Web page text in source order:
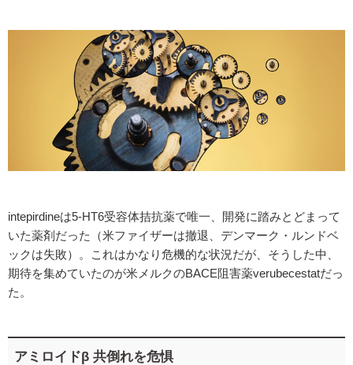
intepirdineは5-HT6受容体拮抗薬で唯一、開発に踏みとどまって
いた薬剤だった（米ファイザーは撤退、デンマーク・ルンドベ
ックは失敗）。これはかなり危機的な状況だが、そうした中、
期待を集めていたのが米メルクのBACE阻害薬verubecestatだっ
た。
アミロイドβ 共倒れを危惧